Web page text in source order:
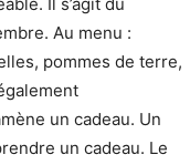
Il s’agit du
Au menu :
pommes de terre,
un cadeau. Un
un cadeau. Le